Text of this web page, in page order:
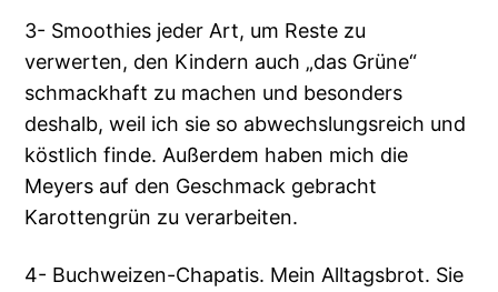
3- Smoothies jeder Art, um Reste zu
verwerten, den Kindern auch „das Grüne“
schmackhaft zu machen und besonders
deshalb, weil ich sie so abwechslungsreich und
köstlich finde. Außerdem haben mich die
Meyers auf den Geschmack gebracht
Karottengrün zu verarbeiten.
4- Buchweizen-Chapatis. Mein Alltagsbrot. Sie